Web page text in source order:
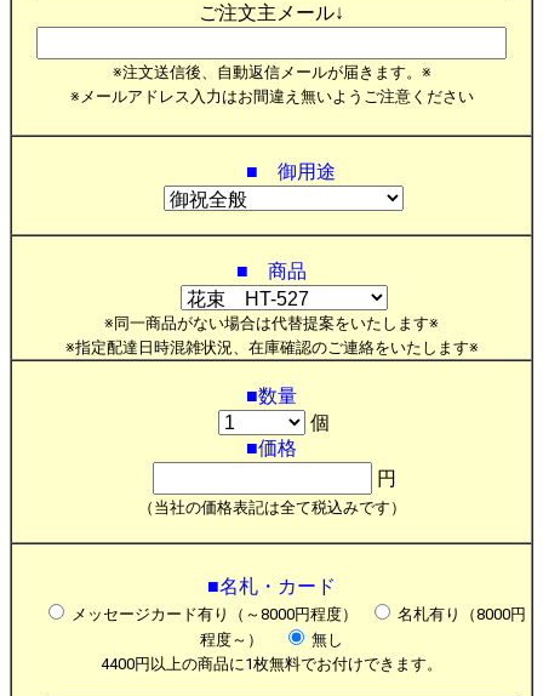
ご注文主メール↓
※注文送信後、自動返信メールが届きます。※
※メールアドレス入力はお間違え無いようご注意ください
■ 御用途
■ 商品
※同一商品がない場合は代替提案をいたします※
※指定配達日時混雑状況、在庫確認のご連絡をいたします※
■数量
個
■価格
円
（当社の価格表記は全て税込みです）
■名札・カード
メッセージカード有り（～8000円程度）
名札有り（8000円
程度～）
無し
4400円以上の商品に1枚無料でお付けできます。